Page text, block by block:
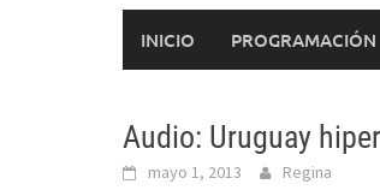
INICIO PROGRAMACIÓN
Audio: Uruguay
mayo 1, 2013 Regina